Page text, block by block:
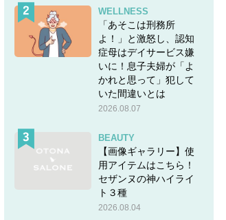
WELLNESS
「あそこは刑務所
よ！」と激怒し、認知
症母はデイサービス嫌
いに！息子夫婦が「よ
かれと思って」犯して
いた間違いとは
2026.08.07
BEAUTY
【画像ギャラリー】使
用アイテムはこちら！
セザンヌの神ハイライ
ト３種
2026.08.04